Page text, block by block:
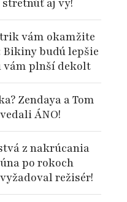
aj vy!
vám okamžite
budú lepšie
vám plnší dekolt
Zendaya a Tom
ÁNO!
z nakrúcania
po rokoch
režisér!